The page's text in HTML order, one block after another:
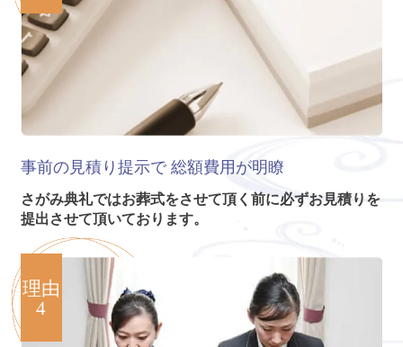
事前の見積り提示で 総額費用が明瞭
さがみ典礼ではお葬式をさせて頂く前に必ずお見積りを
提出させて頂いております。
理由
4